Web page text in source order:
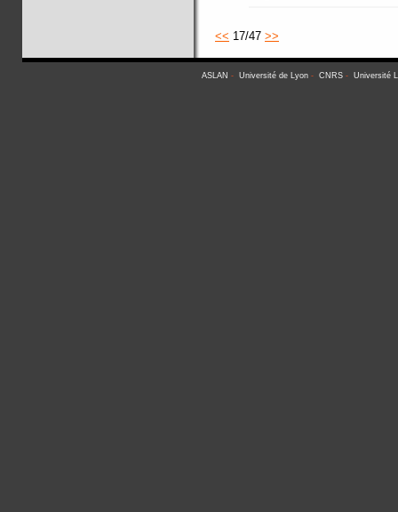
<< 17/47 >>
ASLAN - Université de Lyon- CNRS- Université